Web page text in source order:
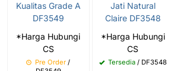
Kualitas Grade A
DF3549
*Harga Hubungi
CS
Pre Order /
Jati Natural
Claire DF3548
*Harga Hubungi
CS
Tersedia/ DF3548